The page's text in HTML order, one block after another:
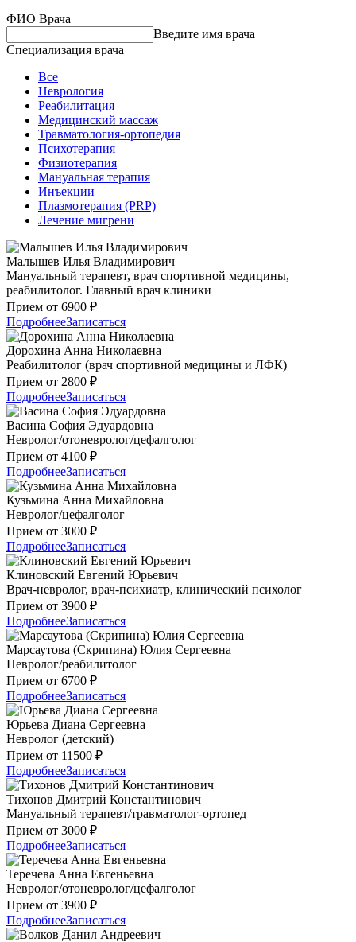
ФИО Врача
Введите имя врача
Специализация врача
Все
Неврология
Реабилитация
Медицинский массаж
Травматология-ортопедия
Психотерапия
Физиотерапия
Мануальная терапия
Инъекции
Плазмотерапия (PRP)
Лечение мигрени
Малышев Илья Владимирович
Мануальный терапевт, врач спортивной медицины,
реабилитолог. Главный врач клиники
Прием от 6900 ₽
ПодробнееЗаписаться
Дорохина Анна Николаевна
Реабилитолог (врач спортивной медицины и ЛФК)
Прием от 2800 ₽
ПодробнееЗаписаться
Васина София Эдуардовна
Невролог/отоневролог/цефалголог
Прием от 4100 ₽
ПодробнееЗаписаться
Кузьмина Анна Михайловна
Невролог/цефалголог
Прием от 3000 ₽
ПодробнееЗаписаться
Клиновский Евгений Юрьевич
Врач-невролог, врач-психиатр, клинический психолог
Прием от 3900 ₽
ПодробнееЗаписаться
Марсаутова (Скрипина) Юлия Сергеевна
Невролог/реабилитолог
Прием от 6700 ₽
ПодробнееЗаписаться
Юрьева Диана Сергеевна
Невролог (детский)
Прием от 11500 ₽
ПодробнееЗаписаться
Тихонов Дмитрий Константинович
Мануальный терапевт/травматолог-ортопед
Прием от 3000 ₽
ПодробнееЗаписаться
Теречева Анна Евгеньевна
Невролог/отоневролог/цефалголог
Прием от 3900 ₽
ПодробнееЗаписаться